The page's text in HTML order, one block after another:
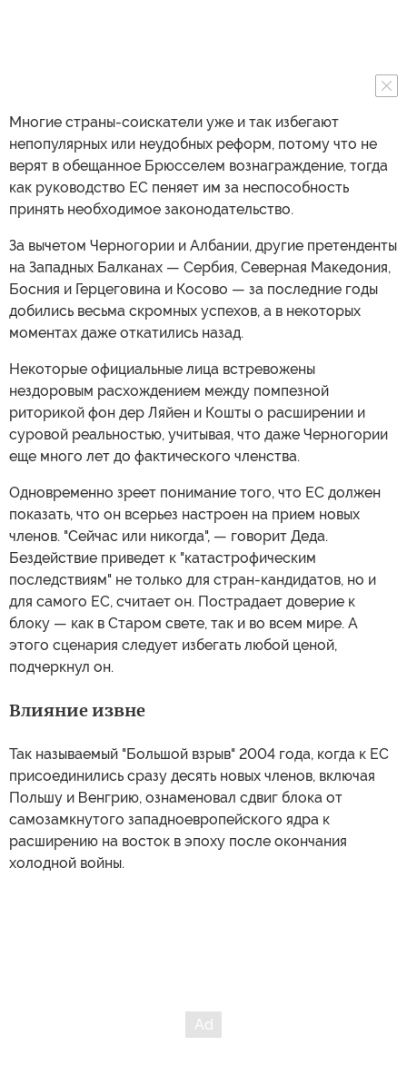
Многие страны-соискатели уже и так избегают
непопулярных или неудобных реформ, потому что не
верят в обещанное Брюсселем вознаграждение, тогда
как руководство ЕС пеняет им за неспособность
принять необходимое законодательство.
За вычетом Черногории и Албании, другие претенденты
на Западных Балканах — Сербия, Северная Македония,
Босния и Герцеговина и Косово — за последние годы
добились весьма скромных успехов, а в некоторых
моментах даже откатились назад.
Некоторые официальные лица встревожены
нездоровым расхождением между помпезной
риторикой фон дер Ляйен и Кошты о расширении и
суровой реальностью, учитывая, что даже Черногории
еще много лет до фактического членства.
Одновременно зреет понимание того, что ЕС должен
показать, что он всерьез настроен на прием новых
членов. "Сейчас или никогда", — говорит Деда.
Бездействие приведет к "катастрофическим
последствиям" не только для стран-кандидатов, но и
для самого ЕС, считает он. Пострадает доверие к
блоку — как в Старом свете, так и во всем мире. А
этого сценария следует избегать любой ценой,
подчеркнул он.
Влияние извне
Так называемый "Большой взрыв" 2004 года, когда к ЕС
присоединились сразу десять новых членов, включая
Польшу и Венгрию, ознаменовал сдвиг блока от
самозамкнутого западноевропейского ядра к
расширению на восток в эпоху после окончания
холодной войны.